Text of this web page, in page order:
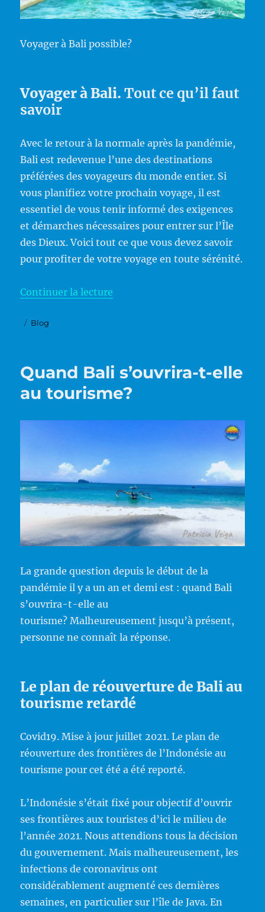
Voyager à Bali possible?
Voyager à Bali.Tout ce qu’il faut
savoir
Avec le retour à la normale après la pandémie,
Bali est redevenue l’une des destinations
préférées des voyageurs du monde entier. Si
vous planifiez votre prochain voyage, il est
essentiel de vous tenir informé des exigences
et démarches nécessaires pour entrer sur l’Île
des Dieux. Voici tout ce que vous devez savoir
pour profiter de votre voyage en toute sérénité.
Continuer la lecture
Publié
Catégories
Blog
Quand Bali s’ouvrira-t-elle
au tourisme?
La grande question depuis le début de la
pandémie il y a un an et demi est : quand Bali
s’ouvrira-t-elle au
tourisme? Malheureusement jusqu’à présent,
personne ne connaît la réponse.
Le plan de réouverture de Bali au
tourisme retardé
Covid19. Mise à jour juillet 2021. Le plan de
réouverture des frontières de l’Indonésie au
tourisme pour cet été a été reporté.
L’Indonésie s’était fixé pour objectif d’ouvrir
ses frontières aux touristes d’ici le milieu de
l’année 2021. Nous attendions tous la décision
du gouvernement. Mais malheureusement, les
infections de coronavirus ont
considérablement augmenté ces dernières
semaines, en particulier sur l’île de Java. En